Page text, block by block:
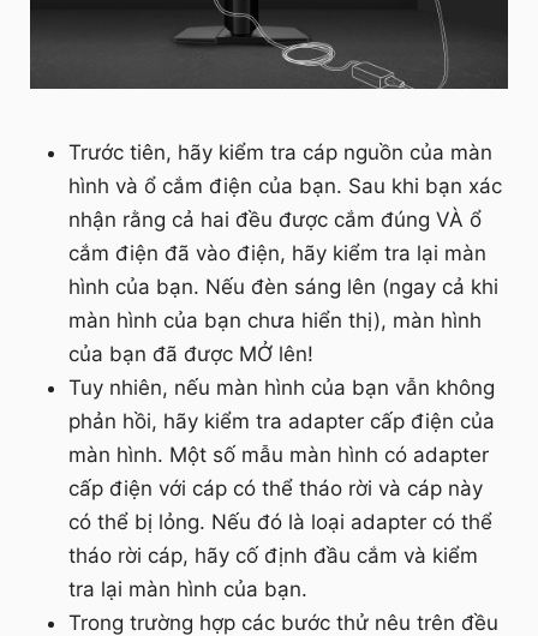
Trước tiên, hãy kiểm tra cáp nguồn của màn
hình và ổ cắm điện của bạn. Sau khi bạn xác
nhận rằng cả hai đều được cắm đúng VÀ ổ
cắm điện đã vào điện, hãy kiểm tra lại màn
hình của bạn. Nếu đèn sáng lên (ngay cả khi
màn hình của bạn chưa hiển thị), màn hình
của bạn đã được MỞ lên!
Tuy nhiên, nếu màn hình của bạn vẫn không
phản hồi, hãy kiểm tra adapter cấp điện của
màn hình. Một số mẫu màn hình có adapter
cấp điện với cáp có thể tháo rời và cáp này
có thể bị lỏng. Nếu đó là loại adapter có thể
tháo rời cáp, hãy cố định đầu cắm và kiểm
tra lại màn hình của bạn.
Trong trường hợp các bước thử nêu trên đều